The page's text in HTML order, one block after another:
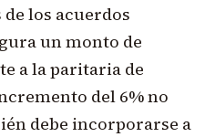
los acuerdos
un monto de
a la paritaria de
del 6% no
debe incorporarse a